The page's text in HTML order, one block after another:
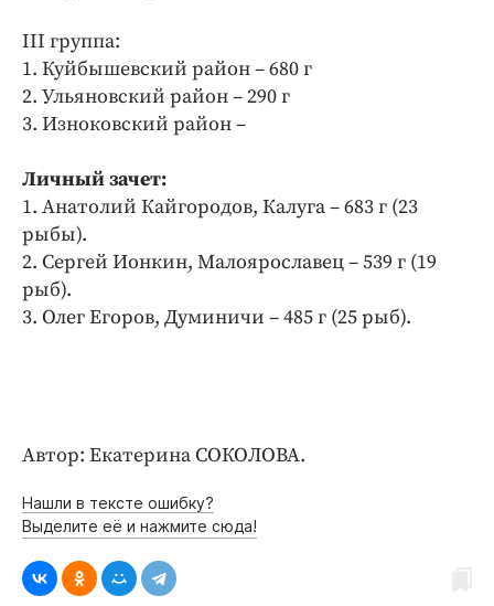
III группа:
1. Куйбышевский район – 680 г
2. Ульяновский район – 290 г
3. Изноковский район –
Личный зачет:
1. Анатолий Кайгородов, Калуга – 683 г (23
рыбы).
2. Сергей Ионкин, Малоярославец – 539 г (19
рыб).
3. Олег Егоров, Думиничи – 485 г (25 рыб).
Автор: Екатерина СОКОЛОВА.
Нашли в тексте ошибку?
Выделите её и нажмите сюда!